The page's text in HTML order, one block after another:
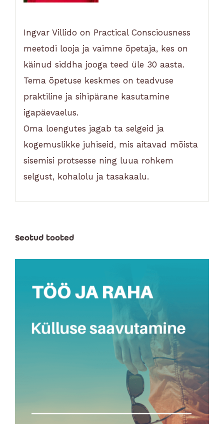
Ingvar Villido on Practical Consciousness
meetodi looja ja vaimne õpetaja, kes on
käinud siddha jooga teed üle 30 aasta.
Tema õpetuse keskmes on teadvuse
praktiline ja sihipärane kasutamine
igapäevaelus.
Oma loengutes jagab ta selgeid ja
kogemuslikke juhiseid, mis aitavad mõista
sisemisi protsesse ning luua rohkem
selgust, kohalolu ja tasakaalu.
Seotud tooted